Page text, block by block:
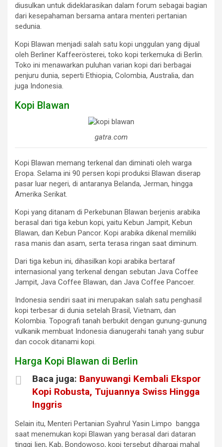
diusulkan untuk dideklarasikan dalam forum sebagai bagian
dari kesepahaman bersama antara menteri pertanian
sedunia.
Kopi Blawan menjadi salah satu kopi unggulan yang dijual
oleh Berliner Kaffeerösterei, toko kopi terkemuka di Berlin.
Toko ini menawarkan puluhan varian kopi dari berbagai
penjuru dunia, seperti Ethiopia, Colombia, Australia, dan
juga Indonesia.
Kopi Blawan
gatra.com
Kopi Blawan memang terkenal dan diminati oleh warga
Eropa. Selama ini 90 persen kopi produksi Blawan diserap
pasar luar negeri, di antaranya Belanda, Jerman, hingga
Amerika Serikat.
Kopi yang ditanam di Perkebunan Blawan berjenis arabika
berasal dari tiga kebun kopi, yaitu Kebun Jampit, Kebun
Blawan, dan Kebun Pancor. Kopi arabika dikenal memiliki
rasa manis dan asam, serta terasa ringan saat diminum.
Dari tiga kebun ini, dihasilkan kopi arabika bertaraf
internasional yang terkenal dengan sebutan Java Coffee
Jampit, Java Coffee Blawan, dan Java Coffee Pancoer.
Indonesia sendiri saat ini merupakan salah satu penghasil
kopi terbesar di dunia setelah Brasil, Vietnam, dan
Kolombia. Topografi tanah berbukit dengan gunung-gunung
vulkanik membuat Indonesia dianugerahi tanah yang subur
dan cocok ditanami kopi.
Harga Kopi Blawan di Berlin
Baca juga: Banyuwangi Kembali Ekspor
Kopi Robusta, Tujuannya Swiss Hingga
Inggris
Selain itu, Menteri Pertanian Syahrul Yasin Limpo bangga
saat menemukan kopi Blawan yang berasal dari dataran
tinggi Ijen, Kab, Bondowoso, kopi tersebut dihargai mahal